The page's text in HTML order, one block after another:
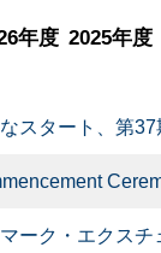
年度 2025年度
スタート、第
ーク・エクスチ